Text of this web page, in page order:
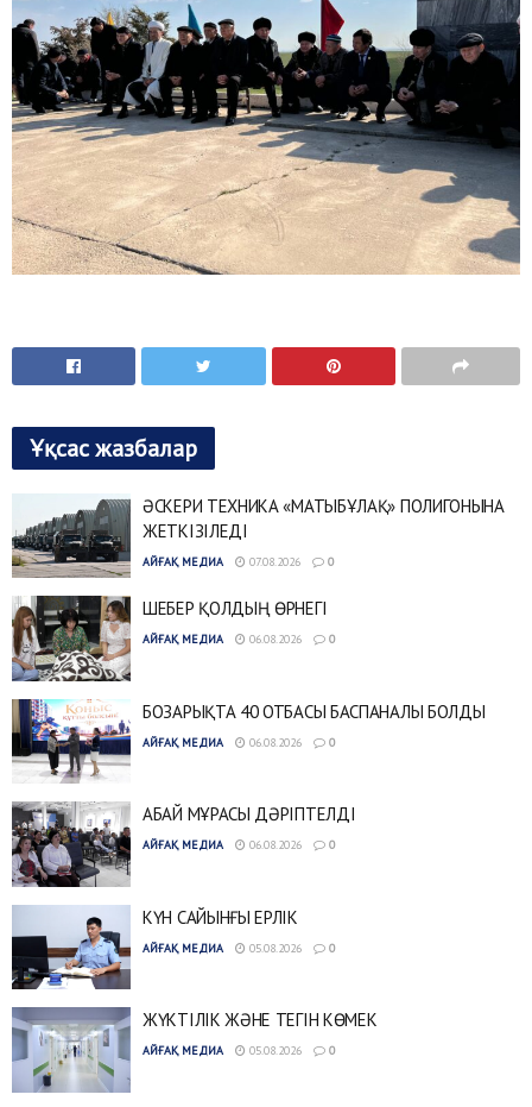
Ұқсас жазбалар
ӘСКЕРИ ТЕХНИКА «МАТЫБҰЛАҚ» ПОЛИГОНЫНА
ЖЕТКІЗІЛЕДІ
АЙҒАҚ МЕДИА 07.08.2026 0
ШЕБЕР ҚОЛДЫҢ ӨРНЕГІ
АЙҒАҚ МЕДИА 06.08.2026 0
БОЗАРЫҚТА 40 ОТБАСЫ БАСПАНАЛЫ БОЛДЫ
АЙҒАҚ МЕДИА 06.08.2026 0
АБАЙ МҰРАСЫ ДӘРІПТЕЛДІ
АЙҒАҚ МЕДИА 06.08.2026 0
КҮН САЙЫНҒЫ ЕРЛІК
АЙҒАҚ МЕДИА 05.08.2026 0
ЖҮКТІЛІК ЖӘНЕ ТЕГІН КӨМЕК
АЙҒАҚ МЕДИА 05.08.2026 0